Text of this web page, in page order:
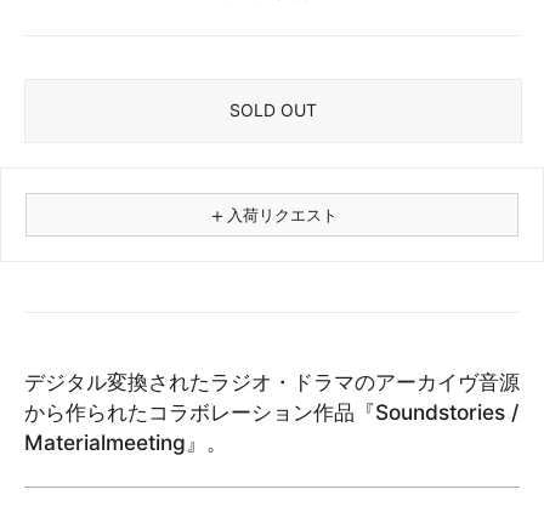
SOLD OUT
＋ 入荷リクエスト
フォーマット
レコード
デジタル変換されたラジオ・ドラマのアーカイヴ音源
から作られたコラボレーション作品『Soundstories /
Materialmeeting』。